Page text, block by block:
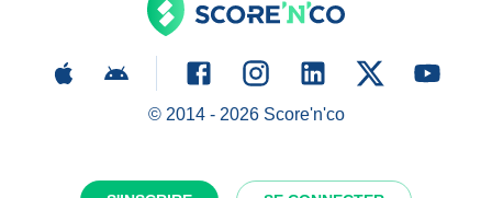
© 2014 - 2026Score'n'co